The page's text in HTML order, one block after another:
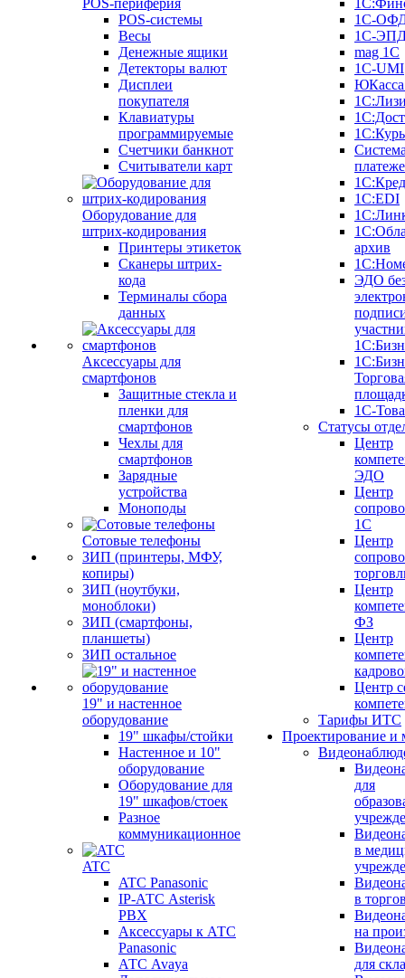
POS-периферия
POS-системы
Весы
Денежные ящики
Детекторы валют
Дисплеи
покупателя
Клавиатуры
программируемые
Счетчики банкнот
Считыватели карт
Оборудование для
штрих-кодирования
Принтеры этикеток
Сканеры штрих-
кода
Терминалы сбора
данных
Аксессуары для
смартфонов
Защитные стекла и
пленки для
смартфонов
Чехлы для
смартфонов
Зарядные
устройства
Моноподы
Сотовые телефоны
ЗИП (принтеры, МФУ,
копиры)
ЗИП (ноутбуки,
моноблоки)
ЗИП (смартфоны,
планшеты)
ЗИП остальное
19" и настенное
оборудование
19" шкафы/стойки
Настенное и 10"
оборудование
Оборудование для
19" шкафов/стоек
Разное
коммуникационное
ATC
ATC Panasonic
IP-АТС Asterisk
PBX
Аксессуары к АТС
Panasonic
АТС Avaya
1С-
1С-
mag 1C
1C-UMI
1С:EDI
архив
ЭДО
1С-
Статусы
Центр
ЭДО
Центр
1С
Центр
Центр
ФЗ
Центр
Центр
Тарифы ИТС
Проектирование и
для
в
в
на
для